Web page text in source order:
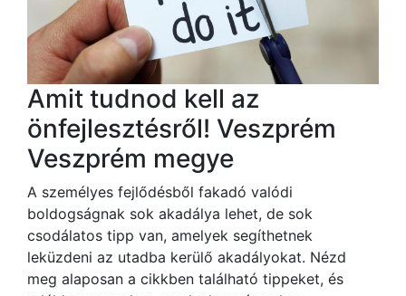
Amit tudnod kell az
önfejlesztésről! Veszprém
Veszprém megye
A személyes fejlődésből fakadó valódi
boldogságnak sok akadálya lehet, de sok
csodálatos tipp van, amelyek segíthetnek
leküzdeni az utadba kerülő akadályokat. Nézd
meg alaposan a cikkben található tippeket, és